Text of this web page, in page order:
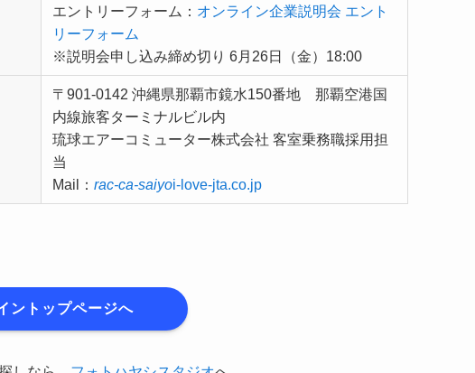
エントリーフォーム： オンライン企業説明会 エント
リーフォーム
※説明会申し込み締め切り 6月26日（金）18:00
〒901-0142 沖縄県那覇市鏡水150番地 那覇空港国
内線旅客ターミナルビル内
琉球エアーコミューター株式会社 客室乗務職採用担
当
Mail： rac-ca-saiyoi-love-jta.co.jp
ントップページへ